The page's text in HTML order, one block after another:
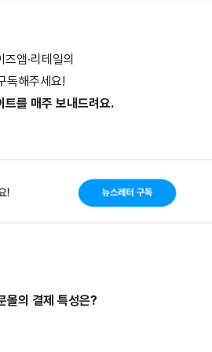
앱·리테일의
독해주세요!
트를 매주 보내드려요.
몰의 결제 특성은?